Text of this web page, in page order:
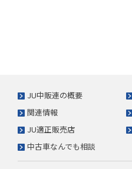
JU中販連の概要
関連情報
JU適正販売店
中古車なんでも相談